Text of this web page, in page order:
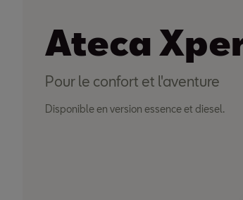
Ateca
Pour le confort et l'aventure
Disponible en version essence et diesel.